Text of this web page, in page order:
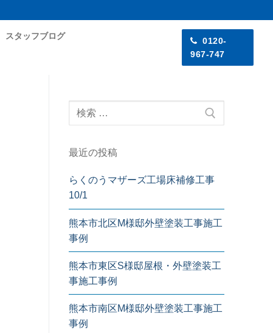
スタッフブログ
0120-
967-747
最近の投稿
らくのうマザーズ工場床補修工事
10/1
熊本市北区M様邸外壁塗装工事施工
事例
熊本市東区S様邸屋根・外壁塗装工
事施工事例
熊本市南区M様邸外壁塗装工事施工
事例